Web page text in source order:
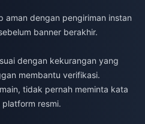
aman dengan pengiriman instan
banner berakhir.
dengan kekurangan yang
membantu verifikasi.
tidak pernah meminta kata
platform resmi.